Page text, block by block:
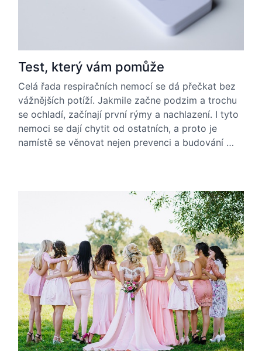
Test, který vám pomůže
Celá řada respiračních nemocí se dá přečkat bez
vážnějších potíží. Jakmile začne podzim a trochu
se ochladí, začínají první rýmy a nachlazení. I tyto
nemoci se dají chytit od ostatních, a proto je
namístě se věnovat nejen prevenci a budování …